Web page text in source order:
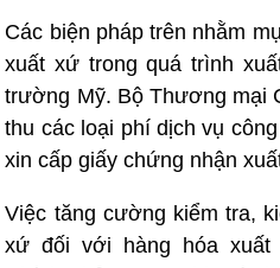
Các biện pháp trên nhằm
xuất xứ trong quá trình
trường Mỹ. Bộ Thương mại
thu các loại phí dịch vụ
xin cấp giấy chứng nhận
Việc tăng cường kiểm tra,
xứ đối với hàng hóa